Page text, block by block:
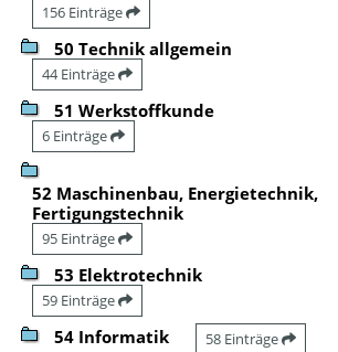
156 Einträge
50 Technik allgemein
44 Einträge
51 Werkstoffkunde
6 Einträge
52 Maschinenbau, Energietechnik,
Fertigungstechnik
95 Einträge
53 Elektrotechnik
59 Einträge
54 Informatik 58 Einträge